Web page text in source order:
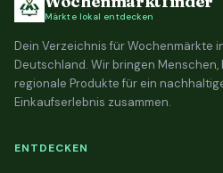
Märkte lokal entdecken
Dein Verzeichnis für Wochenmärkte
Deutschland. Wir bringen Menschen,
regionale Produkte für ein
Einkaufserlebnis zusammen.
ENTDECKEN